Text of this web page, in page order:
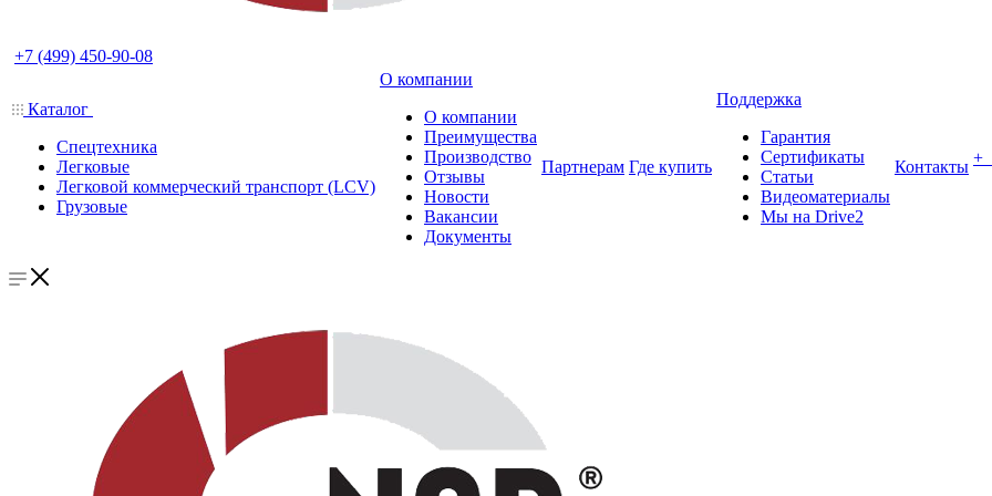
+7 (499) 450-90-08
Каталог
Спецтехника
Легковые
Легковой коммерческий транспорт (LCV)
Грузовые
О компании
О компании
Преимущества
Производство
Отзывы
Новости
Вакансии
Документы
Партнерам Где купить
Поддержка
Гарантия
Сертификаты
Статьи
Видеоматериалы
Мы на Drive2
Контакты +